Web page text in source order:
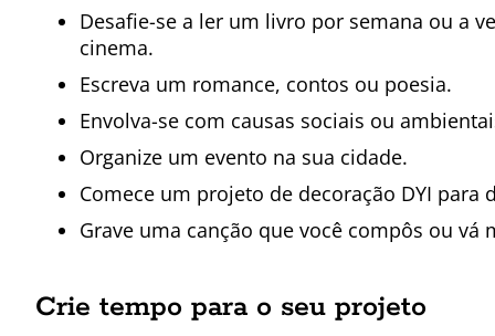
Desafie-se a ler um livro por semana ou a
cinema.
Escreva um romance, contos ou poesia.
Envolva-se com causas sociais ou
Organize um evento na sua cidade.
Comece um projeto de decoração DYI para
Grave uma canção que você compôs ou
Crie tempo para o seu projeto